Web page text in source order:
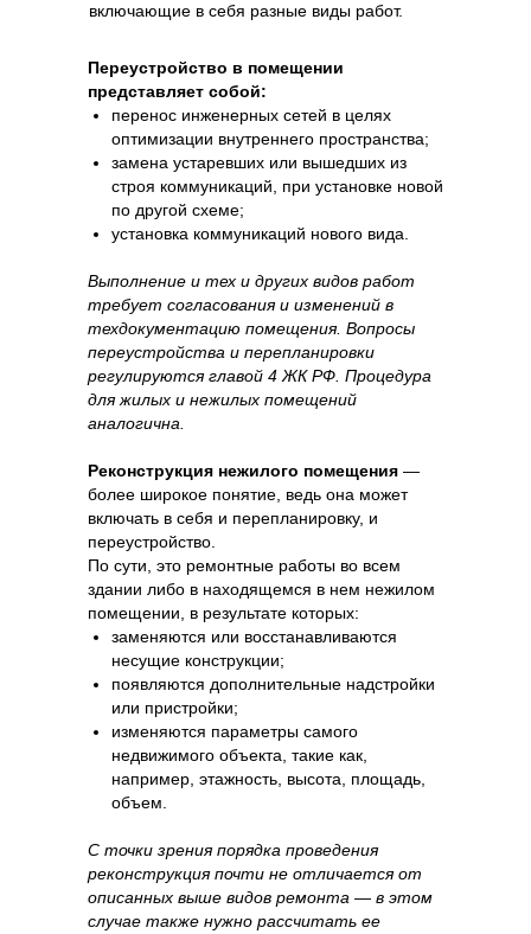
Переустройство в помещении
представляет собой:
перенос инженерных сетей в целях
оптимизации внутреннего пространства;
замена устаревших или вышедших из
строя коммуникаций, при установке новой
по другой схеме;
установка коммуникаций нового вида.
Выполнение и тех и других видов работ
требует согласования и изменений в
техдокументацию помещения. Вопросы
переустройства и перепланировки
регулируются главой 4 ЖК РФ. Процедура
для жилых и нежилых помещений
аналогична.
Реконструкция нежилого помещения —
более широкое понятие, ведь она может
включать в себя и перепланировку, и
переустройство.
По сути, это ремонтные работы во всем
здании либо в находящемся в нем нежилом
помещении, в результате которых:
заменяются или восстанавливаются
несущие конструкции;
появляются дополнительные надстройки
или пристройки;
изменяются параметры самого
недвижимого объекта, такие как,
например, этажность, высота, площадь,
объем.
С точки зрения порядка проведения
реконструкция почти не отличается от
описанных выше видов ремонта — в этом
случае также нужно рассчитать ее
включающие в себя разные виды работ.